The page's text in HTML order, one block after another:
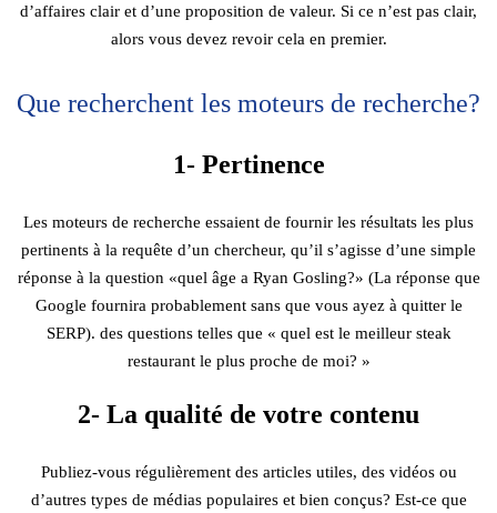
d’affaires clair et d’une proposition de valeur. Si ce n’est pas clair,
alors vous devez revoir cela en premier.
Que recherchent les moteurs de recherche?
1- Pertinence
Les moteurs de recherche essaient de fournir les résultats les plus
pertinents à la requête d’un chercheur, qu’il s’agisse d’une simple
réponse à la question «quel âge a Ryan Gosling?» (La réponse que
Google fournira probablement sans que vous ayez à quitter le
SERP). des questions telles que « quel est le meilleur steak
restaurant le plus proche de moi? »
2- La qualité de votre contenu
Publiez-vous régulièrement des articles utiles, des vidéos ou
d’autres types de médias populaires et bien conçus? Est-ce que